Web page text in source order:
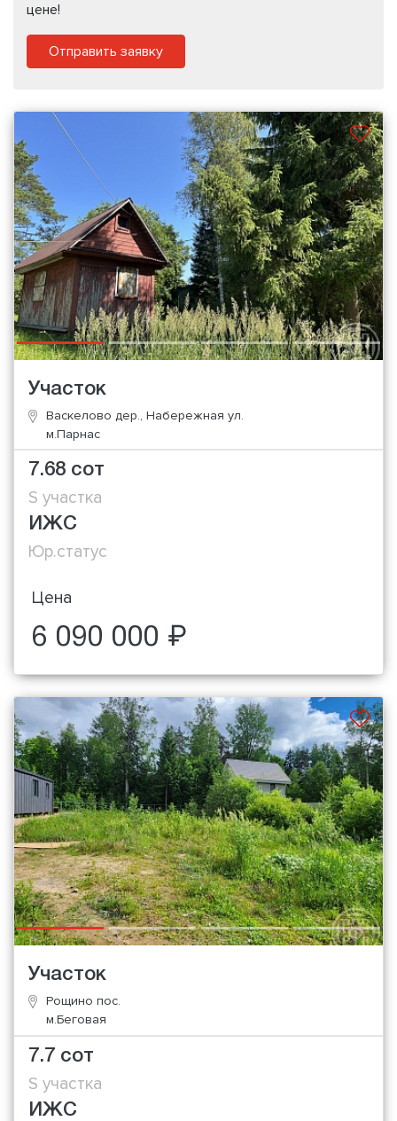
цене!
Отправить заявку
Участок
Васкелово дер., Набережная ул.
м.Парнас
7.68 сот
S участка
ИЖС
Юр.статус
Цена
6 090 000 ₽
Участок
Рощино пос.
м.Беговая
7.7 сот
S участка
ИЖС